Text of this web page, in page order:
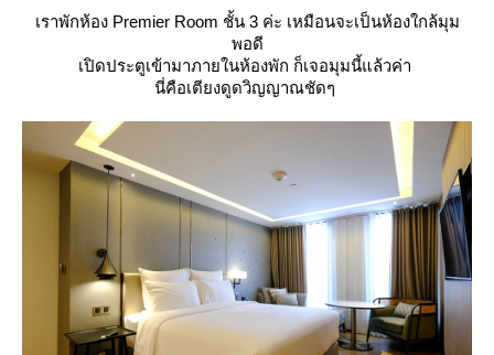
เราพักห้อง Premier Room ชั้น 3 ค่ะ เหมือนจะเป็นห้องใกล้มุม
พอดี
เปิดประตูเข้ามาภายในห้องพัก ก็เจอมุมนี้แล้วค่า
นี่คือเตียงดูดวิญญาณชัดๆ